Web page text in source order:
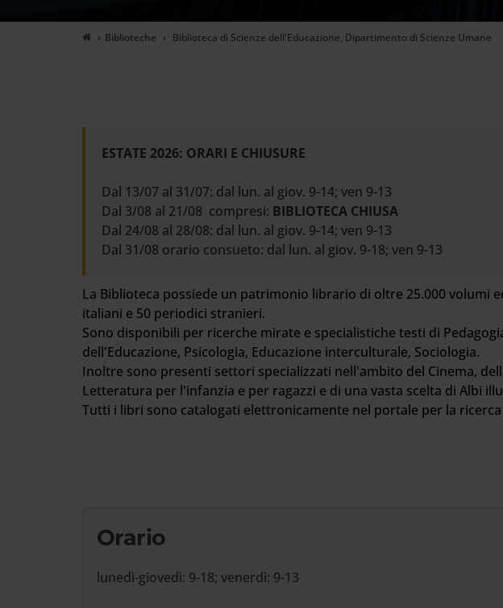
Biblioteche Biblioteca di Scienze dell'Educazione, Dipartimento di Scienze Umane
ESTATE 2026: ORARI E CHIUSURE
Dal 13/07 al 31/07: dal lun. al giov. 9-14; ven 9-13
Dal 3/08 al 21/08 compresi: BIBLIOTECA CHIUSA
Dal 24/08 al 28/08: dal lun. al giov. 9-14; ven 9-13
Dal 31/08 orario consueto: dal lun. al giov. 9-18; ven 9-13
La Biblioteca possiede un patrimonio librario di oltre 25.000 volumi
italiani e 50 periodici stranieri.
Sono disponibili per ricerche mirate e specialistiche testi di
dell'Educazione, Psicologia, Educazione interculturale, Sociologia.
Inoltre sono presenti settori specializzati nell'ambito del Cinema,
Letteratura per l'infanzia e per ragazzi e di una vasta scelta di Albi
Tutti i libri sono catalogati elettronicamente nel portale per la
Orario
lunedì-giovedì: 9-18; venerdì: 9-13